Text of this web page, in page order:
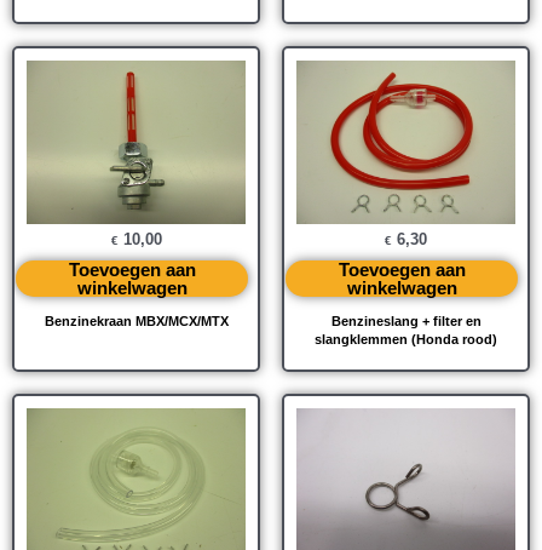
Benzinekraan MBX/MCX/MTX
€ 10,00
Toevoegen aan
winkelwagen
Benzineslang + filter en
slangklemmen (Honda rood)
€ 6,30
Toevoegen aan
winkelwagen